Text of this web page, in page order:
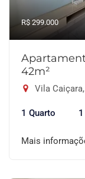
R$ 299.000
42m²
Vila
1 Quarto
Mais